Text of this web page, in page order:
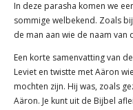
In deze parasha komen we
sommige welbekend. Zoals
de man aan wie de naam van
Een korte samenvatting van
Leviet en twistte met Aäron
mochten zijn. Hij was, zoals
Aäron. Je kunt uit de Bijbel